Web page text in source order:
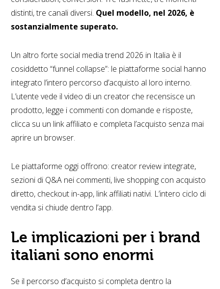
distinti, tre canali diversi. Quel modello, nel 2026, è
sostanzialmente superato.
Un altro forte social media trend 2026 in Italia è il
cosiddetto “funnel collapse”: le piattaforme social hanno
integrato l’intero percorso d’acquisto al loro interno.
L’utente vede il video di un creator che recensisce un
prodotto, legge i commenti con domande e risposte,
clicca su un link affiliato e completa l’acquisto senza mai
aprire un browser.
Le piattaforme oggi offrono: creator review integrate,
sezioni di Q&A nei commenti, live shopping con acquisto
diretto, checkout in-app, link affiliati nativi. L’intero ciclo di
vendita si chiude dentro l’app.
Le implicazioni per i brand
italiani sono enormi
Se il percorso d’acquisto si completa dentro la